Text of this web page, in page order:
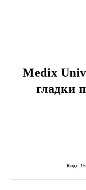
Medix
гладки
Код: